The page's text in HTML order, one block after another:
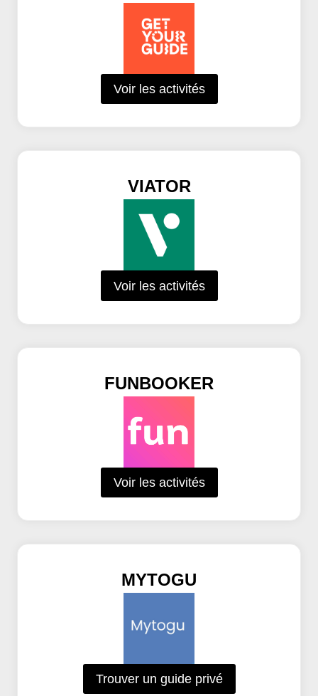
Voir les activités
VIATOR
Voir les activités
FUNBOOKER
Voir les activités
MYTOGU
Trouver un guide privé